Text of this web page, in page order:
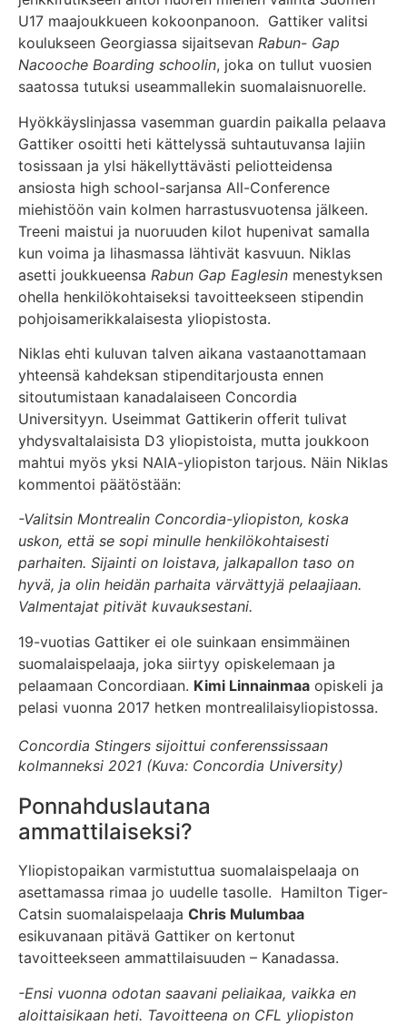
U17 maajoukkueen kokoonpanoon. Gattiker valitsi
koulukseen Georgiassa sijaitsevan Rabun- Gap
Nacooche Boarding schoolin, joka on tullut vuosien
saatossa tutuksi useammallekin suomalaisnuorelle.
Hyökkäyslinjassa vasemman guardin paikalla pelaava
Gattiker osoitti heti kättelyssä suhtautuvansa lajiin
tosissaan ja ylsi häkellyttävästi peliotteidensa
ansiosta high school-sarjansa All-Conference
miehistöön vain kolmen harrastusvuotensa jälkeen.
Treeni maistui ja nuoruuden kilot hupenivat samalla
kun voima ja lihasmassa lähtivät kasvuun. Niklas
asetti joukkueensa Rabun Gap Eaglesin menestyksen
ohella henkilökohtaiseksi tavoitteekseen stipendin
pohjoisamerikkalaisesta yliopistosta.
Niklas ehti kuluvan talven aikana vastaanottamaan
yhteensä kahdeksan stipenditarjousta ennen
sitoutumistaan kanadalaiseen Concordia
Universityyn. Useimmat Gattikerin offerit tulivat
yhdysvaltalaisista D3 yliopistoista, mutta joukkoon
mahtui myös yksi NAIA-yliopiston tarjous. Näin Niklas
kommentoi päätöstään:
-Valitsin Montrealin Concordia-yliopiston, koska
uskon, että se sopi minulle henkilökohtaisesti
parhaiten. Sijainti on loistava, jalkapallon taso on
hyvä, ja olin heidän parhaita värvättyjä pelaajiaan.
Valmentajat pitivät kuvauksestani.
19-vuotias Gattiker ei ole suinkaan ensimmäinen
suomalaispelaaja, joka siirtyy opiskelemaan ja
pelaamaan Concordiaan. Kimi Linnainmaa opiskeli ja
pelasi vuonna 2017 hetken montrealilaisyliopistossa.
Concordia Stingers sijoittui conferenssissaan
kolmanneksi 2021 (Kuva: Concordia University)
Ponnahduslautana
ammattilaiseksi?
Yliopistopaikan varmistuttua suomalaispelaaja on
asettamassa rimaa jo uudelle tasolle. Hamilton Tiger-
Catsin suomalaispelaaja Chris Mulumbaa
esikuvanaan pitävä Gattiker on kertonut
tavoitteekseen ammattilaisuuden – Kanadassa.
-Ensi vuonna odotan saavani peliaikaa, vaikka en
aloittaisikaan heti. Tavoitteena on CFL yliopiston